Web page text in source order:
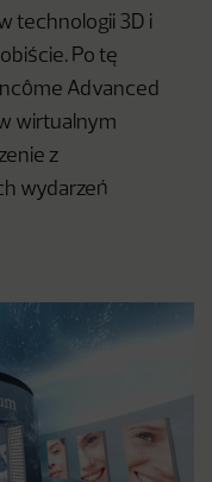
technologii 3D i
Po tę
Advanced
wirtualnym
z
wydarzeń